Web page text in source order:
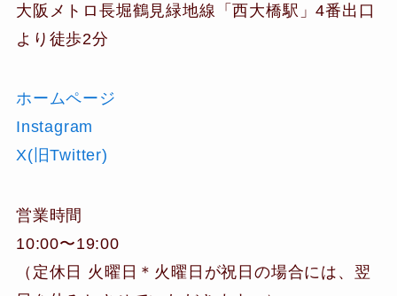
大阪メトロ長堀鶴見緑地線「西大橋駅」4番出口
より徒歩2分
ホームページ
Instagram
X(旧Twitter)
営業時間
10:00〜19:00
（定休日 火曜日＊火曜日が祝日の場合には、翌